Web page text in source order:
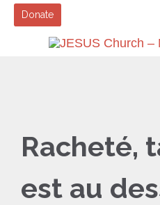
Donate
Racheté,
est au